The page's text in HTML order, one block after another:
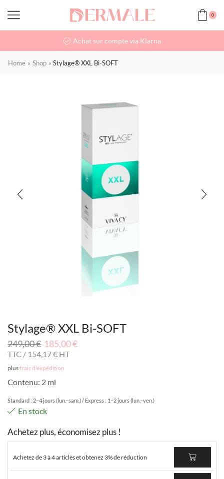
0
Achat sur compte via Klarna
Home » Shop » Stylage® XXL Bi-SOFT
Stylage® XXL Bi-SOFT
249,00€ 185,00€
TTC / 154,17€ HT
plusfrais d'expédition
Contenu: 2 ml
Standard : 2–4 jours (lun.–sam.) / Express : 1–2 jours (lun.–ven.)
En stock
Achetez plus, économisez plus !
Achetez de 3 à 4 articles et obtenez 3% de réduction